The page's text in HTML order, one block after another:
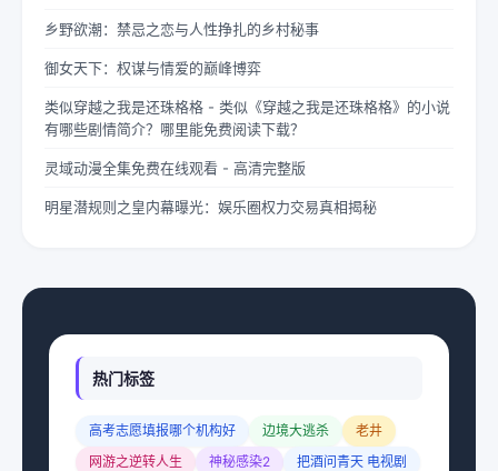
乡野欲潮：禁忌之恋与人性挣扎的乡村秘事
御女天下：权谋与情爱的巅峰博弈
类似穿越之我是还珠格格 - 类似《穿越之我是还珠格格》的小说
有哪些剧情简介？哪里能免费阅读下载？
灵域动漫全集免费在线观看 - 高清完整版
明星潜规则之皇内幕曝光：娱乐圈权力交易真相揭秘
热门标签
高考志愿填报哪个机构好 边境大逃杀
老井
网游之逆转人生
神秘感染2
把酒问青天 电视剧